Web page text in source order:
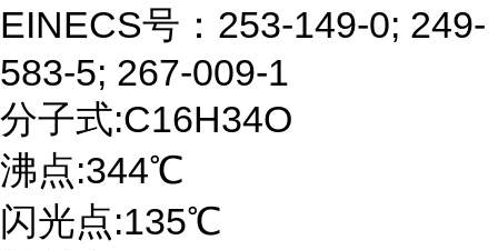
EINECS号：253-149-0; 249-
583-5; 267-009-1
分子式:C16H34O
沸点:344℃
闪光点:135℃